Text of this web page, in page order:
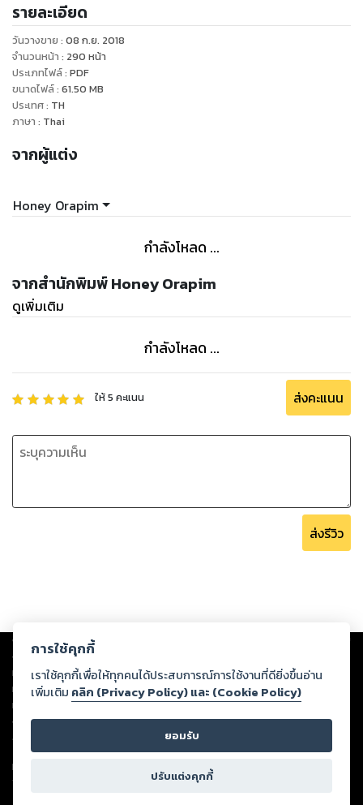
น้อยๆ นั่น แต่มันก็ไม่ทำให้เขาละความพยายามในการสงบสติ
อารมณ์
แต่ทว่า จมูกที่หายใจอึดอัด ทำให้เขาต้องเบิกตาขึ้นมาดูว่าเกิด
เหตุการณ์อะไร หรือนางสาวใจร้ายเอายาพิษมาป้ายเขา
แต่สิ่งที่ปรากฏตรงหน้า ทำให้ตระหนกยิ่งกว่ากลืนยาพิษ เพราะยัย
ตัวเล็กพิษเยอะต่างหาก เอาหนองโพที่โตประมาณส้มโอลูกใหญ่มา
ว่า ยังมีหน้าเอามันมาเสียดสีถูๆ ไถ จนเขาที่ไม่ใช่หนุ่มฮอตและไม่
เลย!
“นึกว่าจะแน่ เชอะ สมน้ำหน้า”
แล้วคนใจร้ายก็สะบัดตูดจากไป เหลือทิ้งไว้เพียงธารนที ที่หัวใจเต็ม
ไปด้วยไฟแค้น
ฉันจะฆ่าแก อ๊าก! ยัยเด็กเปรต!
--------------------------
“นุ่มจ๋า...”
“อาราย นุ่มง่วงแล้วน้า...” ว่าเสียงยานคาง พร้อมทั้งปัดป่ายมือบาง
“หม่ำๆ ทีสิคะ”
“หือ!” นิรดาตาสว่างขึ้นมาทันใด ความงัวเงียหายไปเป็นปลิดทิ้ง
“ไม่เอา นุ่มขี้เกียจ” หญิงสาวพลิกกายหนีไปอีกด้านอย่างคนงอแง
ยอมท่าเดียว
“อย่า ตัวหม่ำไปเยอะแล้ว”
“ก็วันนี้ยังไม่ได้หม่ำเลยนี่ น่า นิดเดียว เอ้! หนูนุ่มนี่ อย่าดื้อสิคะ”
เขาจับเธอพ้นออกมาจนได้ สายตาตรึงบังคับไม่ให้ขยับหนี แล้วพ่อ
ตัวดีก็ค่อยๆ...
รายละเอียด
วันวางขาย : 08 ก.ย. 2018
จำนวนหน้า : 290 หน้า
ประเภทไฟล์: PDF
ขนาดไฟล์: 61.50 MB
ประเทศ: TH
ภาษา : Thai
จากผู้แต่ง
Honey Orapim
กำลังโหลด ...
จากสำนักพิมพ์ Honey Orapim
ดูเพิ่มเติม
กำลังโหลด ...
ให้5 คะแนน ส่งคะแนน
ส่งรีวิว
Copyright © 2026
ต่อผลงานหรือเนื้อหาใดที่อัปโหลดผ่านเว็บไซต์และปรากฏว่าละเมิดสิทธิใน
ทรัพย์สินทางปัญญาของบุคคลอื่นหรือขัดต่อกฎหมายและศีลธรรม ดังนั้น ผู้อ่าน
ทุกท่านโปรดใช้วิจารณญาณในการกลั่นกรองด้วยตนเอง และหากท่านพบว่าส่วน
หนึ่งส่วนใดขัดต่อกฎหมายและศีลธรรม กรุณาแจ้งมายังบริษัท เพื่อทีมงานจะได้
ดำเนินการในทันที ทั้งนี้ ทางสตอรี่ล็อกขอสงวนลิขสิทธิ์ตามพระราชบัญญัติ
ลิขสิทธิ์ พ.ศ. 2537 (ฉบับล่าสุด)
For support: member@ookbee.com
Version
การใช้คุกกี้
เราใช้คุกกี้เพื่อให้ทุกคนได้ประสบการณ์การใช้งานที่ดียิ่งขึ้นอ่าน
เพิ่มเติม คลิก (Privacy Policy) และ (Cookie Policy)
ยอมรับ
ปรับแต่งคุกกี้